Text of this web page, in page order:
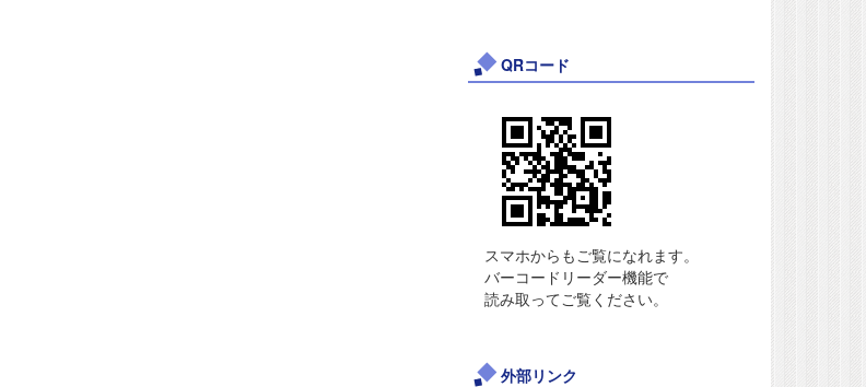
QRコード
スマホからもご覧になれます。
バーコードリーダー機能で
読み取ってご覧ください。
外部リンク